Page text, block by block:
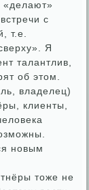
«делают»
с
т.е.
Я
талантлив,
об этом.
владелец)
клиенты,
новым
тоже не